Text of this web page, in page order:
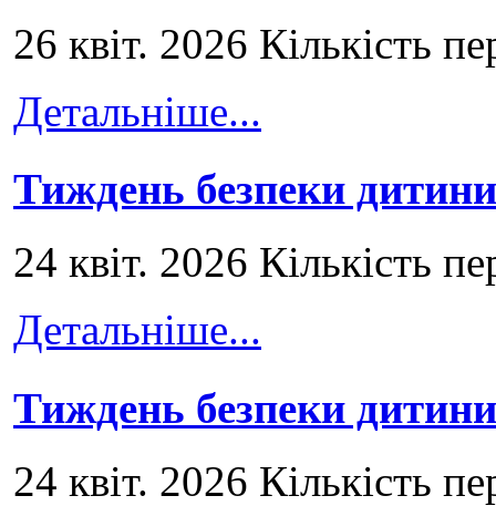
26 квіт. 2026 Кількість
Детальніше...
Тиждень безпеки
24 квіт. 2026 Кількість
Детальніше...
Тиждень безпеки
24 квіт. 2026 Кількість